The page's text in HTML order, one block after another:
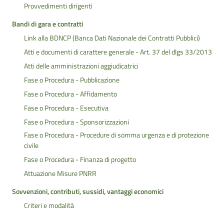
Provvedimenti dirigenti
Bandi di gara e contratti
Link alla BDNCP (Banca Dati Nazionale dei Contratti Pubblici)
Atti e documenti di carattere generale - Art. 37 del dlgs 33/2013
Atti delle amministrazioni aggiudicatrici
Fase o Procedura - Pubblicazione
Fase o Procedura - Affidamento
Fase o Procedura - Esecutiva
Fase o Procedura - Sponsorizzazioni
Fase o Procedura - Procedure di somma urgenza e di protezione
civile
Fase o Procedura - Finanza di progetto
Attuazione Misure PNRR
Sovvenzioni, contributi, sussidi, vantaggi economici
Criteri e modalità